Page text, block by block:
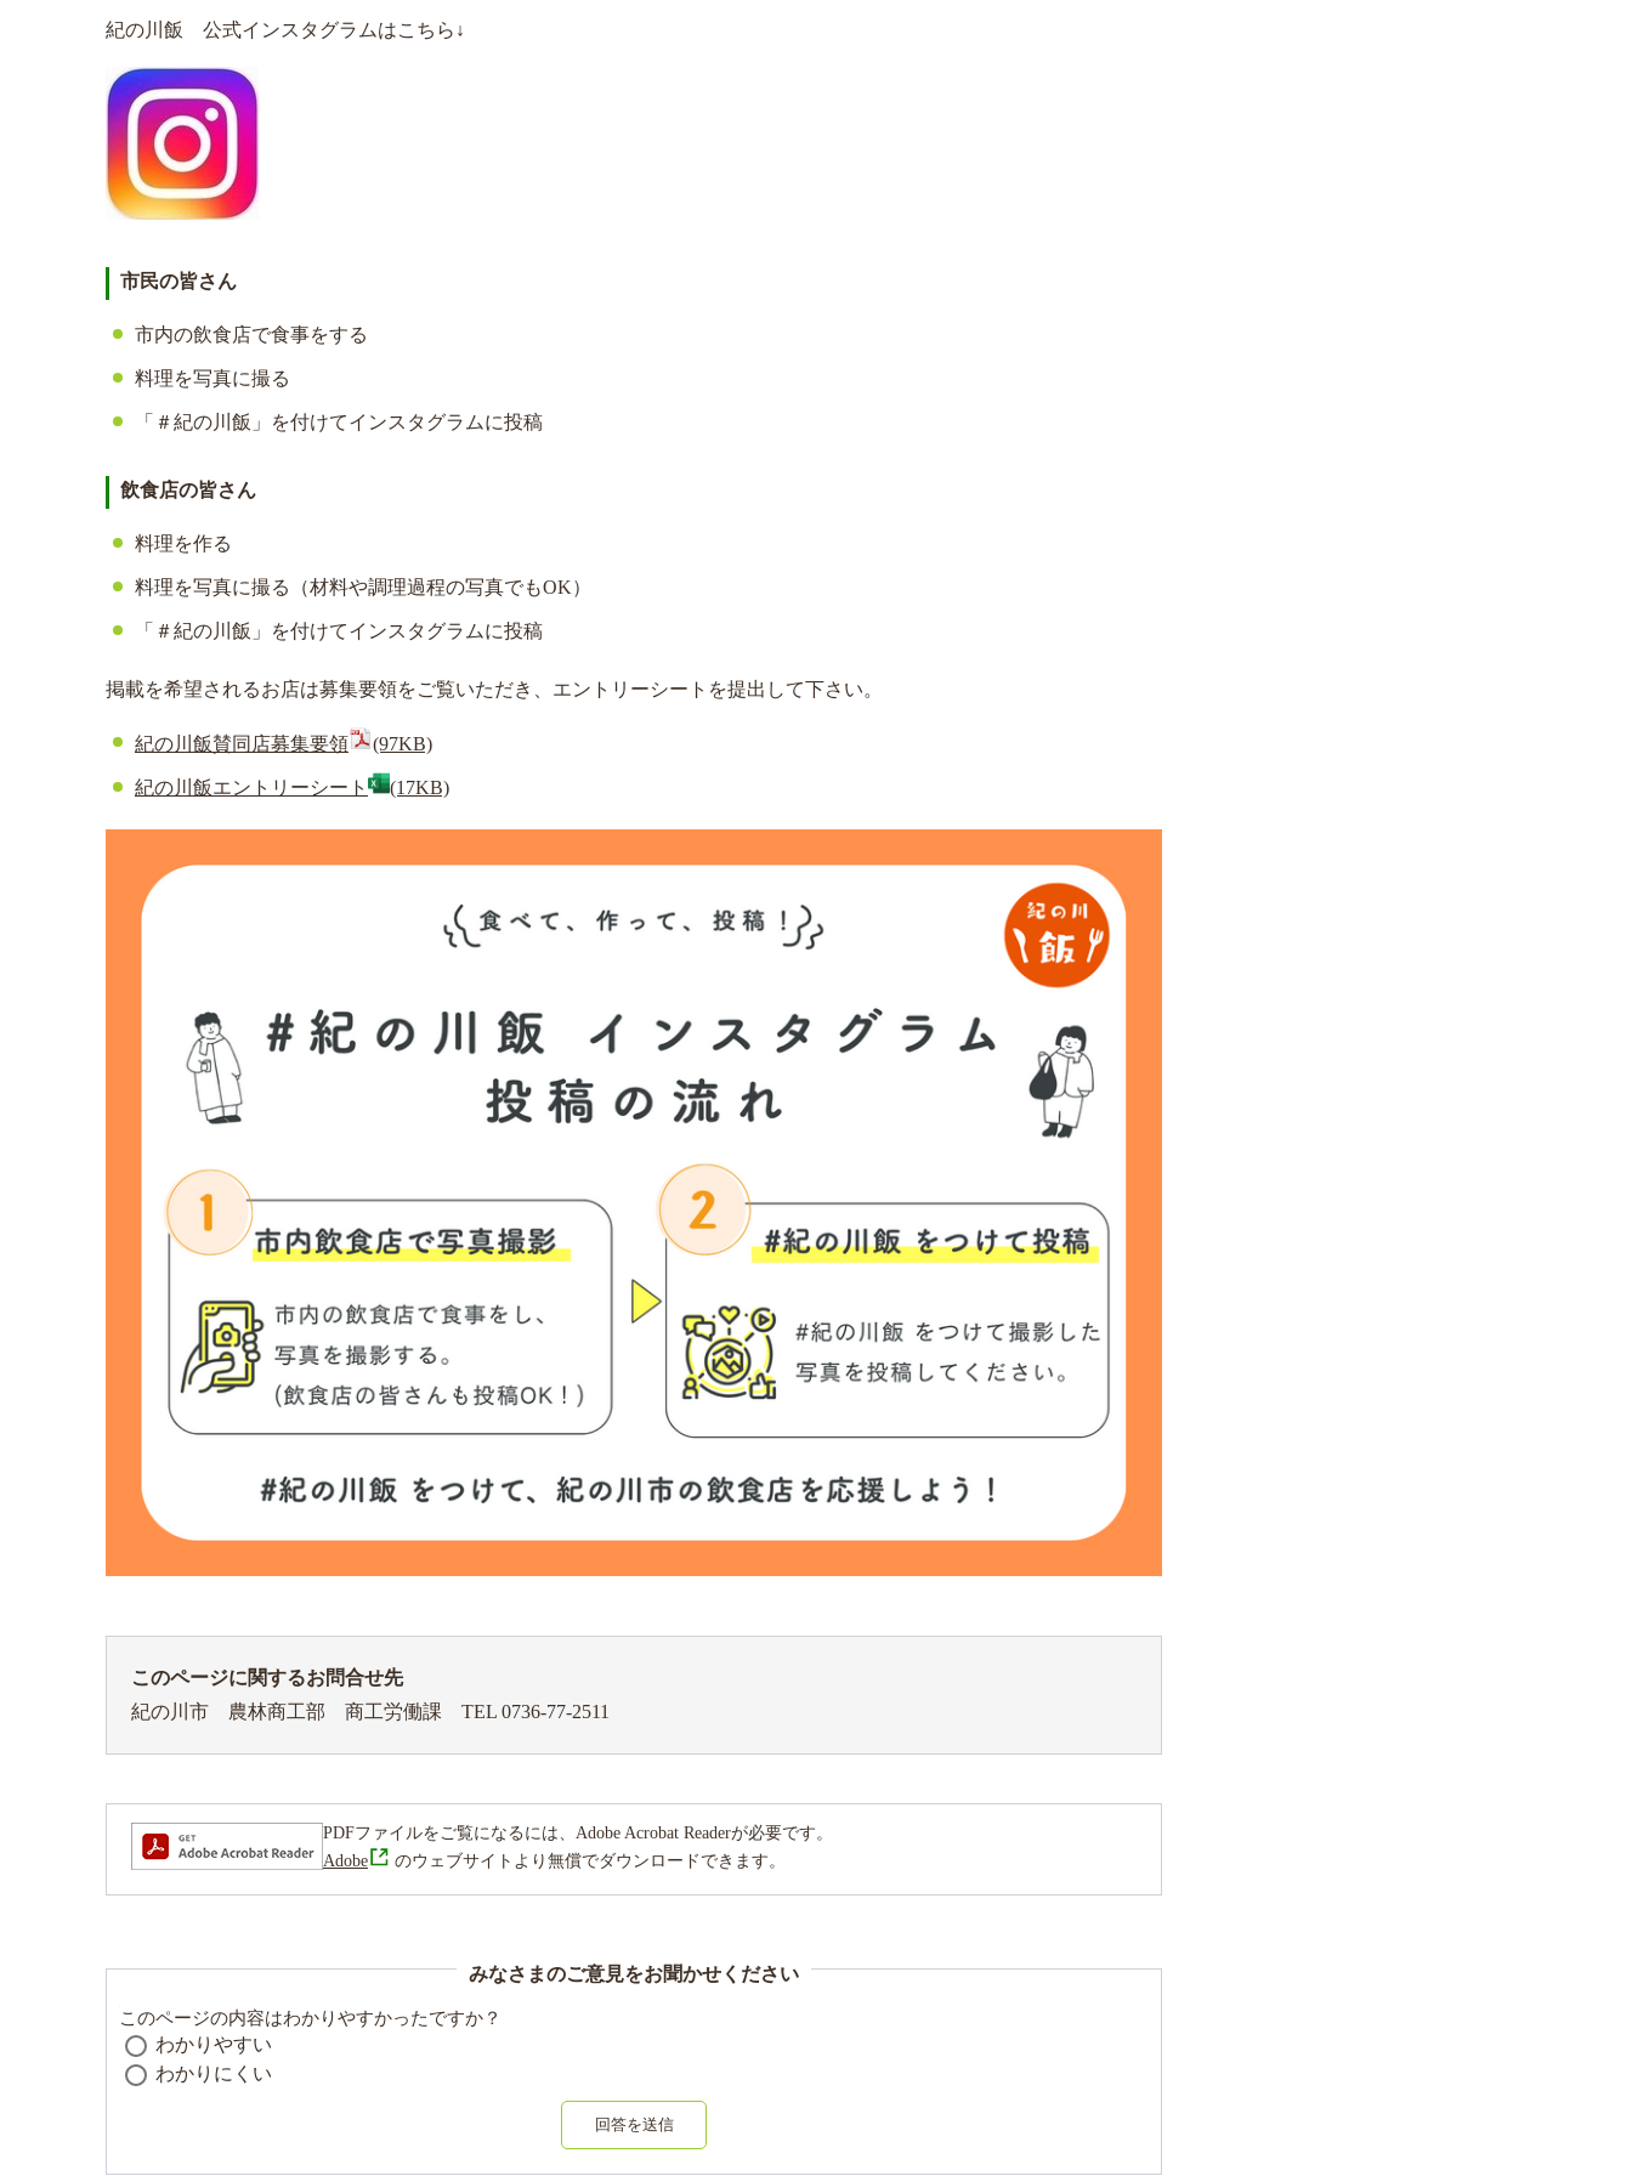
紀の川飯 公式インスタグラムはこちら↓
市民の皆さん
市内の飲食店で食事をする
料理を写真に撮る
「＃紀の川飯」を付けてインスタグラムに投稿
飲食店の皆さん
料理を作る
料理を写真に撮る（材料や調理過程の写真でもOK）
「＃紀の川飯」を付けてインスタグラムに投稿
掲載を希望されるお店は募集要領をご覧いただき、エントリーシートを提出して下さい。
紀の川飯賛同店募集要領 (97KB)
紀の川飯エントリーシート (17KB)
このページに関するお問合せ先
紀の川市 農林商工部 商工労働課 TEL 0736-77-2511
PDFファイルをご覧になるには、Adobe Acrobat Readerが必要です。
Adobe
のウェブサイトより無償でダウンロードできます。
みなさまのご意見をお聞かせください
このページの内容はわかりやすかったですか？
わかりやすい
わかりにくい
回答を送信